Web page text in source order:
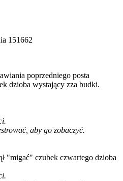
151662
poprzedniego posta
dzioba wystający zza budki.
aby go zobaczyć.
"migać" czubek czwartego dzioba